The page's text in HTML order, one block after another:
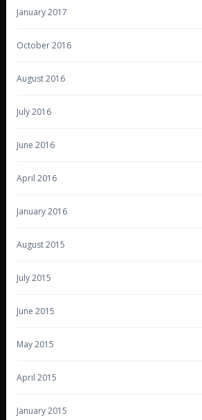
January 2017
October 2016
August 2016
July 2016
June 2016
April 2016
January 2016
August 2015
July 2015
June 2015
May 2015
April 2015
January 2015